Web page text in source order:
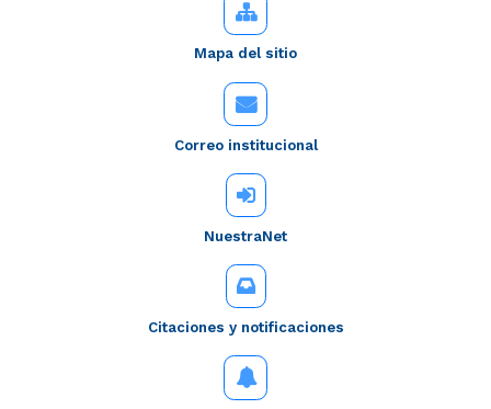
Mapa del sitio
Correo institucional
NuestraNet
Citaciones y notificaciones